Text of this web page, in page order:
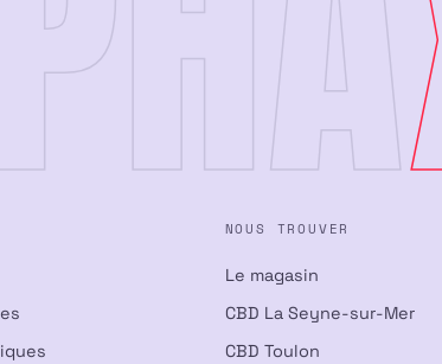
NOUS TROUVER
Le magasin
CBD La Seyne-sur-Mer
CBD Toulon